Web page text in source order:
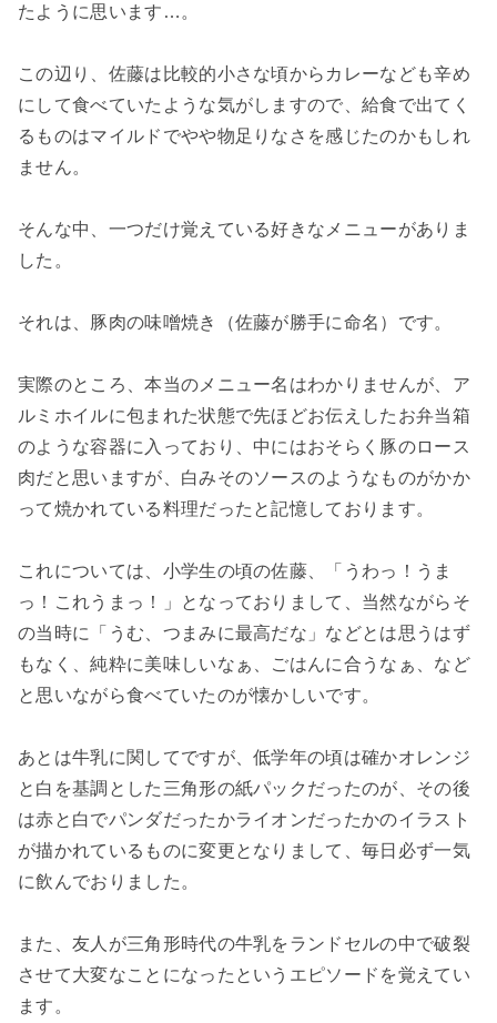
たように思います…。
この辺り、佐藤は比較的小さな頃からカレーなども辛め
にして食べていたような気がしますので、給食で出てく
るものはマイルドでやや物足りなさを感じたのかもしれ
ません。
そんな中、一つだけ覚えている好きなメニューがありま
した。
それは、豚肉の味噌焼き（佐藤が勝手に命名）です。
実際のところ、本当のメニュー名はわかりませんが、ア
ルミホイルに包まれた状態で先ほどお伝えしたお弁当箱
のような容器に入っており、中にはおそらく豚のロース
肉だと思いますが、白みそのソースのようなものがかか
って焼かれている料理だったと記憶しております。
これについては、小学生の頃の佐藤、「うわっ！うま
っ！これうまっ！」となっておりまして、当然ながらそ
の当時に「うむ、つまみに最高だな」などとは思うはず
もなく、純粋に美味しいなぁ、ごはんに合うなぁ、など
と思いながら食べていたのが懐かしいです。
あとは牛乳に関してですが、低学年の頃は確かオレンジ
と白を基調とした三角形の紙パックだったのが、その後
は赤と白でパンダだったかライオンだったかのイラスト
が描かれているものに変更となりまして、毎日必ず一気
に飲んでおりました。
また、友人が三角形時代の牛乳をランドセルの中で破裂
させて大変なことになったというエピソードを覚えてい
ます。